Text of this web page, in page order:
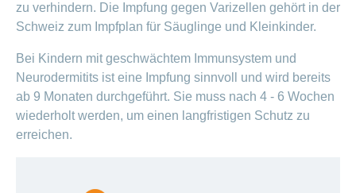
zu verhindern. Die Impfung gegen Varizellen gehört in der
Schweiz zum Impfplan für Säuglinge und Kleinkinder.
Bei Kindern mit geschwächtem Immunsystem und
Neurodermitits ist eine Impfung sinnvoll und wird bereits
ab 9 Monaten durchgeführt. Sie muss nach 4 - 6 Wochen
wiederholt werden, um einen langfristigen Schutz zu
erreichen.